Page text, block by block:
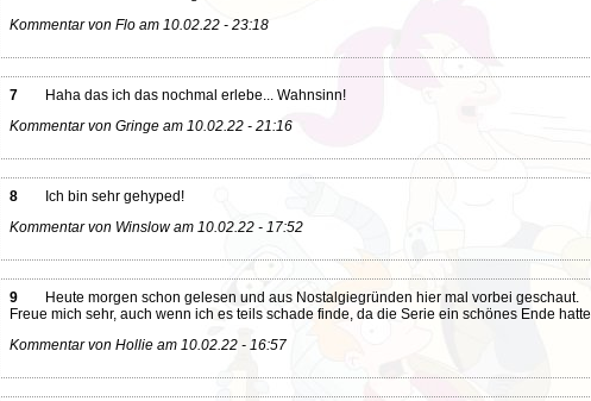
Kommentar von Flo am 10.02.22 - 23:18
7
Haha das ich das nochmal erlebe... Wahnsinn!
Kommentar von Gringe am 10.02.22 - 21:16
8
Ich bin sehr gehyped!
Kommentar von Winslow am 10.02.22 - 17:52
9
Heute morgen schon gelesen und aus Nostalgiegründen hier mal vorbei geschaut.
Freue mich sehr, auch wenn ich es teils schade finde, da die Serie ein schönes Ende hatte
Kommentar von Hollie am 10.02.22 - 16:57